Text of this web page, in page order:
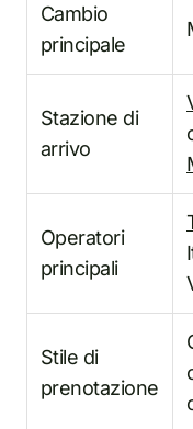
Cambio
principale
Stazione di
arrivo
Operatori
principali
Stile di
prenotazione